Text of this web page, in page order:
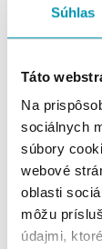
Súhlas
Táto
Na
sociálnych
súbory
webové
oblasti
môžu
údajmi,
Bicycle